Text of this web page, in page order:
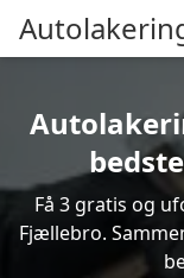
Få 3 gratis og
Fjællebro.